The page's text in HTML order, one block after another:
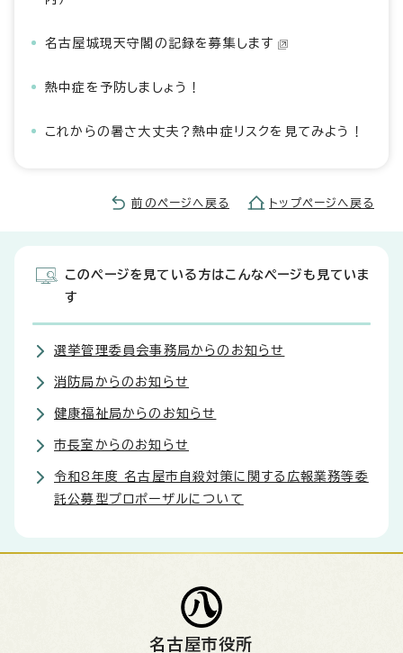
名古屋城現天守閣の記録を募集します
熱中症を予防しましょう！
これからの暑さ大丈夫？熱中症リスクを見てみよう！
前のページへ戻る トップページへ戻る
このページを見ている方はこんなページも見ていま
す
選挙管理委員会事務局からのお知らせ
消防局からのお知らせ
健康福祉局からのお知らせ
市長室からのお知らせ
令和8年度 名古屋市自殺対策に関する広報業務等委
託公募型プロポーザルについて
名古屋市役所